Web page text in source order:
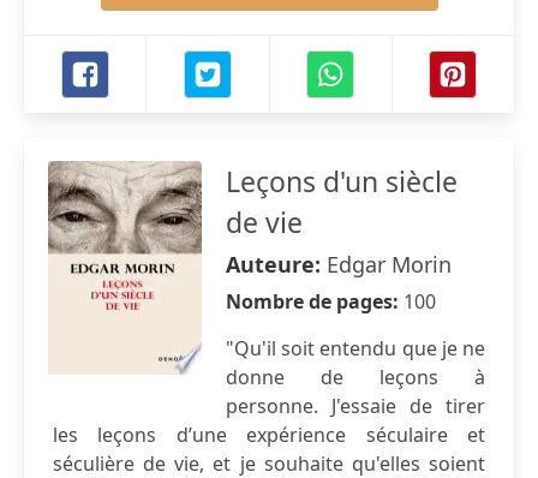
Leçons d'un siècle
de vie
Auteure: Edgar Morin
Nombre de pages: 100
"Qu'il soit entendu que je ne
donne de leçons à
personne. J'essaie de tirer
les leçons d’une expérience séculaire et
séculière de vie, et je souhaite qu'elles soient